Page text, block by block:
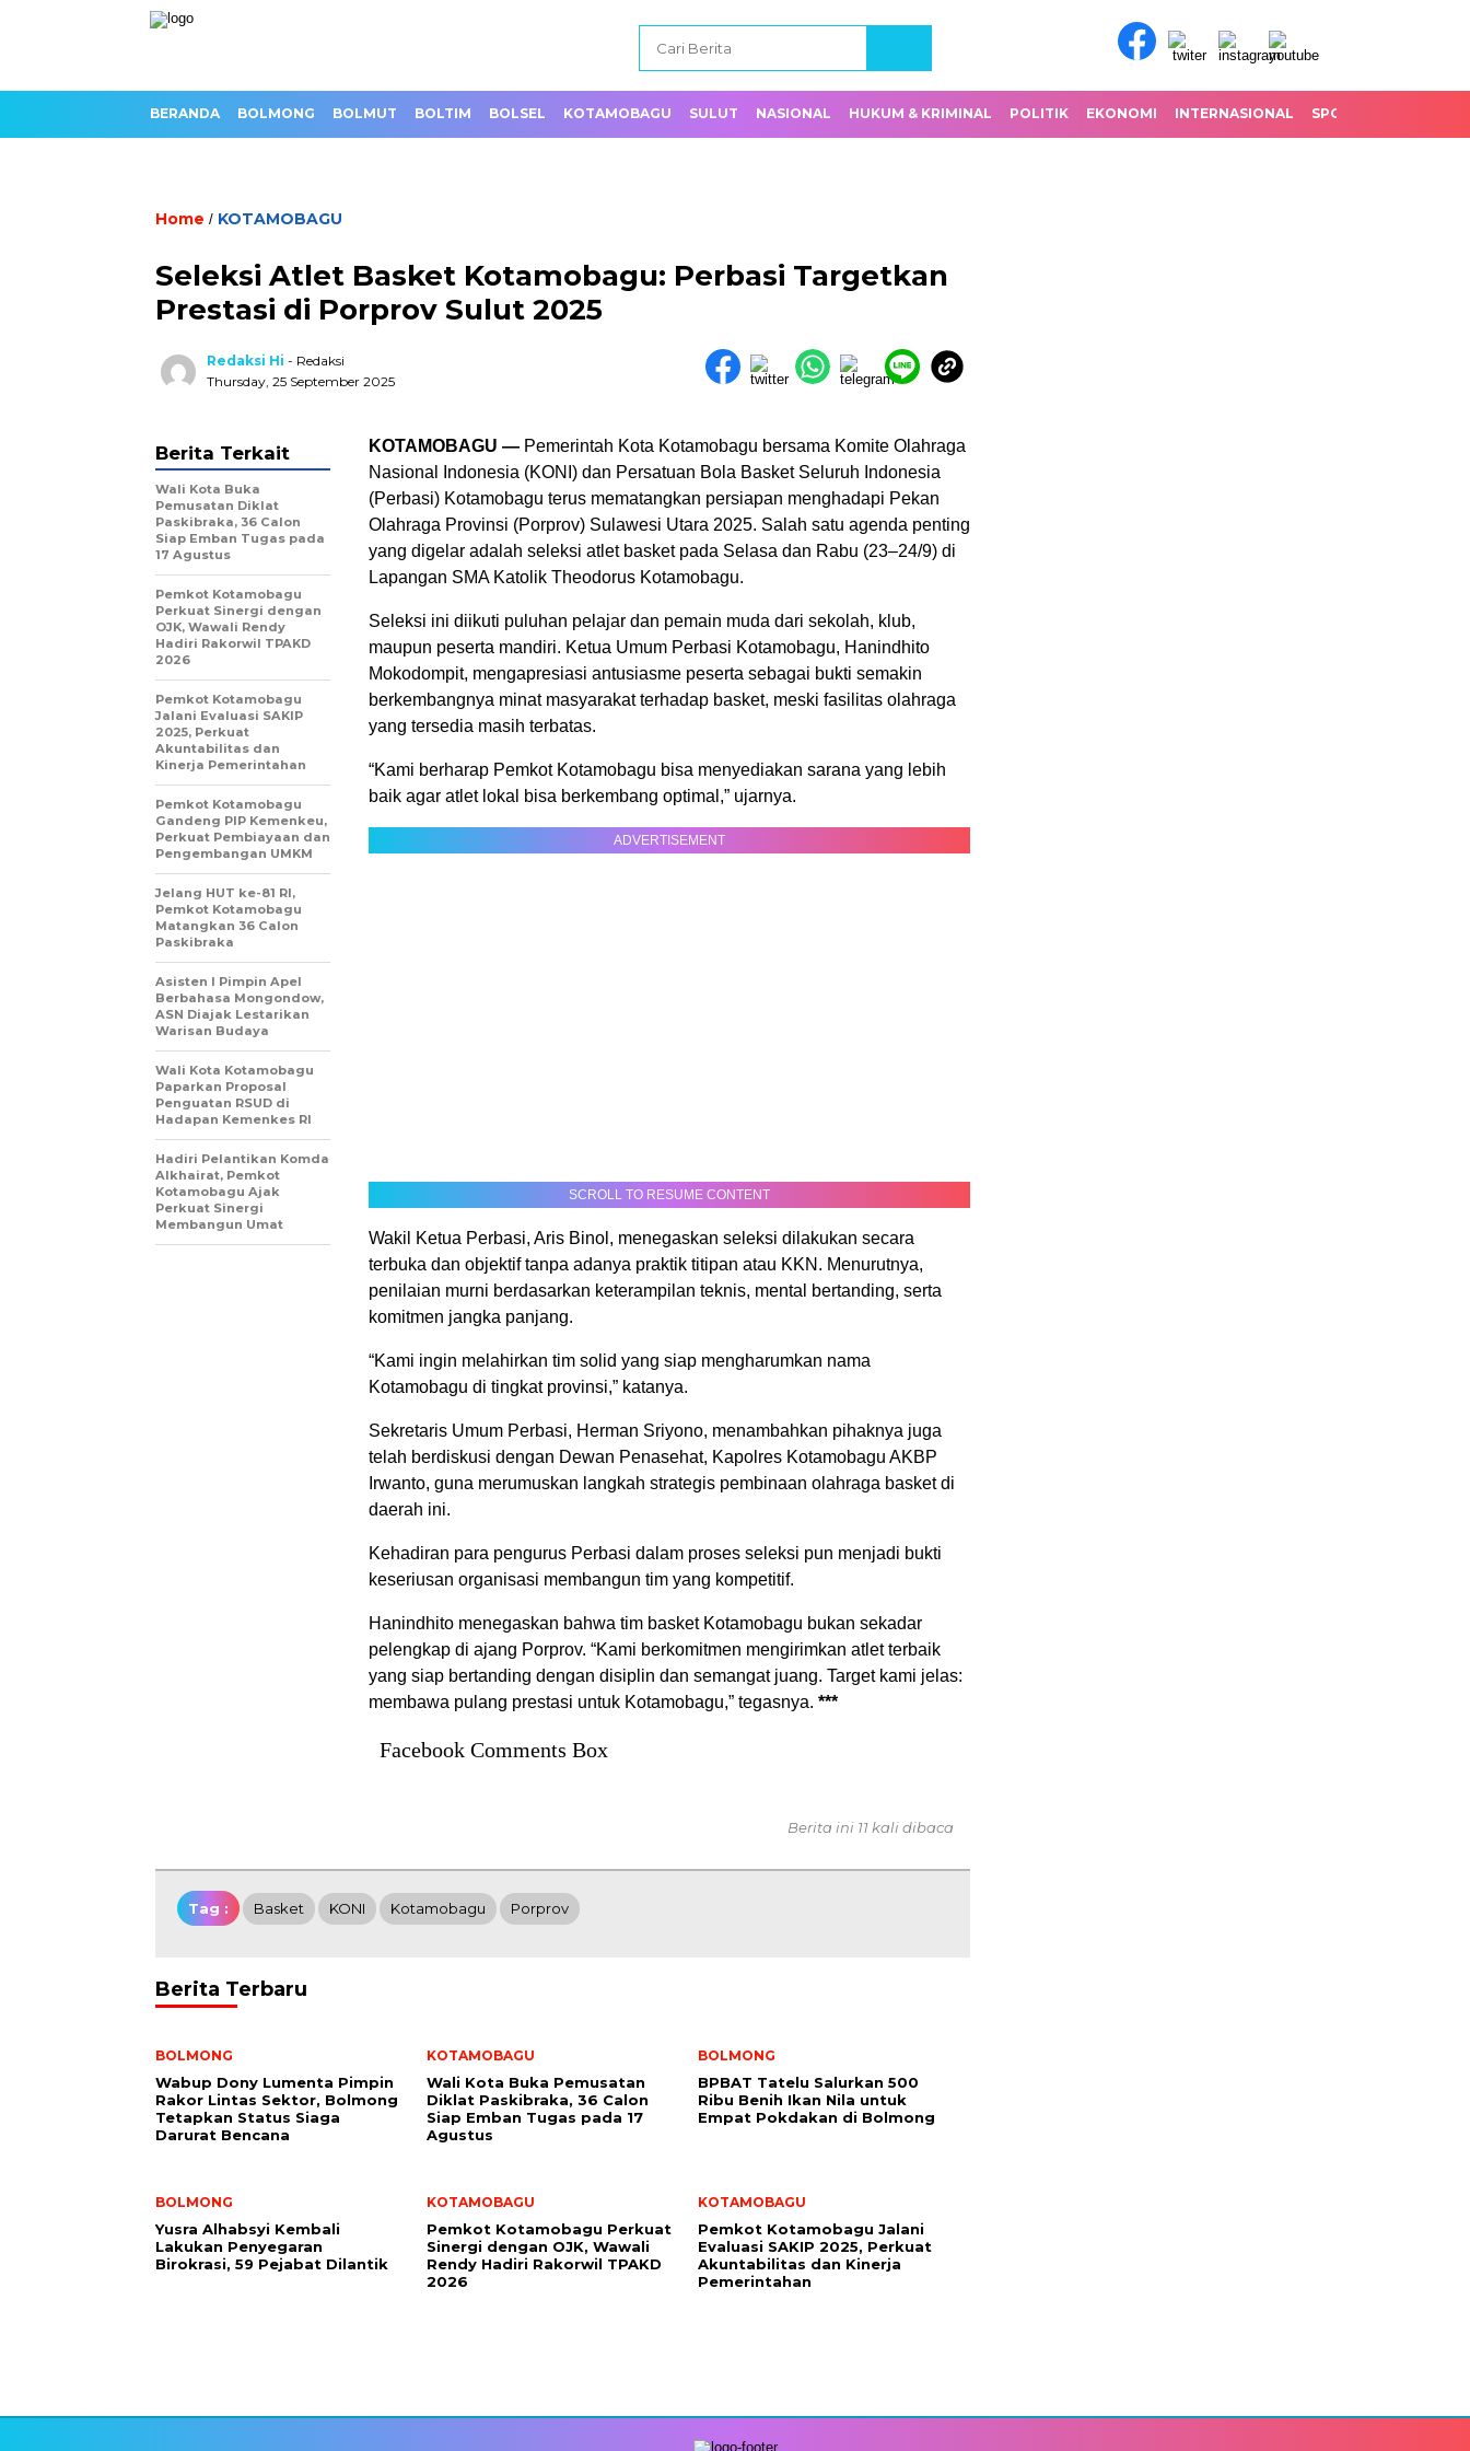
BERANDA BOLMONG BOLMUT BOLTIM BOLSEL KOTAMOBAGU SULUT NASIONAL HUKUM & KRIMINAL POLITIK EKONOMI INTERNASIONAL SPORT
Home / KOTAMOBAGU
Seleksi Atlet Basket Kotamobagu: Perbasi Targetkan
Prestasi di Porprov Sulut 2025
Redaksi Hi - Redaksi
Thursday, 25 September 2025
KOTAMOBAGU — Pemerintah Kota Kotamobagu bersama Komite Olahraga
Nasional Indonesia (KONI) dan Persatuan Bola Basket Seluruh Indonesia
(Perbasi) Kotamobagu terus mematangkan persiapan menghadapi Pekan
Olahraga Provinsi (Porprov) Sulawesi Utara 2025. Salah satu agenda penting
yang digelar adalah seleksi atlet basket pada Selasa dan Rabu (23–24/9) di
Lapangan SMA Katolik Theodorus Kotamobagu.
Seleksi ini diikuti puluhan pelajar dan pemain muda dari sekolah, klub,
maupun peserta mandiri. Ketua Umum Perbasi Kotamobagu, Hanindhito
Mokodompit, mengapresiasi antusiasme peserta sebagai bukti semakin
berkembangnya minat masyarakat terhadap basket, meski fasilitas olahraga
yang tersedia masih terbatas.
“Kami berharap Pemkot Kotamobagu bisa menyediakan sarana yang lebih
baik agar atlet lokal bisa berkembang optimal,” ujarnya.
ADVERTISEMENT
SCROLL TO RESUME CONTENT
Wakil Ketua Perbasi, Aris Binol, menegaskan seleksi dilakukan secara
terbuka dan objektif tanpa adanya praktik titipan atau KKN. Menurutnya,
penilaian murni berdasarkan keterampilan teknis, mental bertanding, serta
komitmen jangka panjang.
“Kami ingin melahirkan tim solid yang siap mengharumkan nama
Kotamobagu di tingkat provinsi,” katanya.
Sekretaris Umum Perbasi, Herman Sriyono, menambahkan pihaknya juga
telah berdiskusi dengan Dewan Penasehat, Kapolres Kotamobagu AKBP
Irwanto, guna merumuskan langkah strategis pembinaan olahraga basket di
daerah ini.
Kehadiran para pengurus Perbasi dalam proses seleksi pun menjadi bukti
keseriusan organisasi membangun tim yang kompetitif.
Hanindhito menegaskan bahwa tim basket Kotamobagu bukan sekadar
pelengkap di ajang Porprov. “Kami berkomitmen mengirimkan atlet terbaik
yang siap bertanding dengan disiplin dan semangat juang. Target kami jelas:
membawa pulang prestasi untuk Kotamobagu,” tegasnya. ***
Facebook Comments Box
Berita Terkait
Wali Kota Buka
Pemusatan Diklat
Paskibraka, 36 Calon
Siap Emban Tugas pada
17 Agustus
Pemkot Kotamobagu
Perkuat Sinergi dengan
OJK, Wawali Rendy
Hadiri Rakorwil TPAKD
2026
Pemkot Kotamobagu
Jalani Evaluasi SAKIP
2025, Perkuat
Akuntabilitas dan
Kinerja Pemerintahan
Pemkot Kotamobagu
Gandeng PIP Kemenkeu,
Perkuat Pembiayaan dan
Pengembangan UMKM
Jelang HUT ke-81 RI,
Pemkot Kotamobagu
Matangkan 36 Calon
Paskibraka
Asisten I Pimpin Apel
Berbahasa Mongondow,
ASN Diajak Lestarikan
Warisan Budaya
Wali Kota Kotamobagu
Paparkan Proposal
Penguatan RSUD di
Hadapan Kemenkes RI
Hadiri Pelantikan Komda
Alkhairat, Pemkot
Kotamobagu Ajak
Perkuat Sinergi
Membangun Umat
Berita ini 11 kali dibaca
Tag : Basket KONI Kotamobagu Porprov
Berita Terbaru
BOLMONG
Wabup Dony Lumenta Pimpin
Rakor Lintas Sektor, Bolmong
Tetapkan Status Siaga
Darurat Bencana
KOTAMOBAGU
Wali Kota Buka Pemusatan
Diklat Paskibraka, 36 Calon
Siap Emban Tugas pada 17
Agustus
BOLMONG
BPBAT Tatelu Salurkan 500
Ribu Benih Ikan Nila untuk
Empat Pokdakan di Bolmong
BOLMONG
Yusra Alhabsyi Kembali
Lakukan Penyegaran
Birokrasi, 59 Pejabat Dilantik
KOTAMOBAGU
Pemkot Kotamobagu Perkuat
Sinergi dengan OJK, Wawali
Rendy Hadiri Rakorwil TPAKD
2026
KOTAMOBAGU
Pemkot Kotamobagu Jalani
Evaluasi SAKIP 2025, Perkuat
Akuntabilitas dan Kinerja
Pemerintahan